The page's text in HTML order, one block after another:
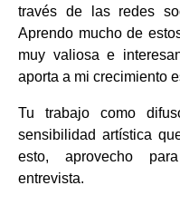
través de las redes
Aprendo mucho de
muy valiosa e
aporta a mi crecimiento
Tu trabajo como
sensibilidad artística
esto, aprovecho
entrevista.